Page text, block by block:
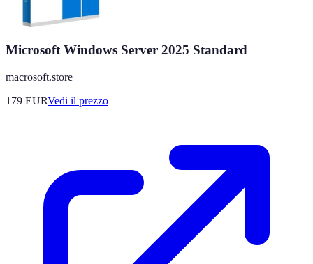
Microsoft Windows Server 2025 Standard
macrosoft.store
179 EURVedi il prezzo